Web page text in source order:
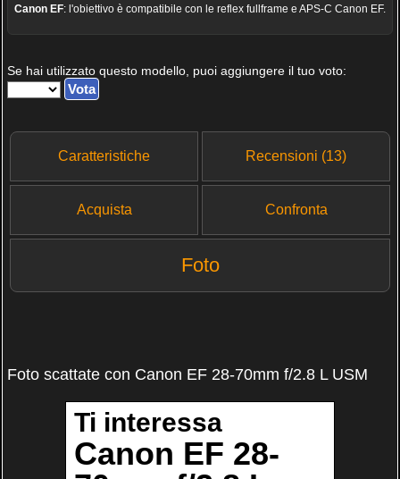
Canon EF: l'obiettivo è compatibile con le reflex fullframe e APS-C Canon EF.
Se hai utilizzato questo modello, puoi aggiungere il tuo voto:
Caratteristiche Recensioni (13)
Acquista Confronta
Foto
Foto scattate con Canon EF 28-70mm f/2.8 L USM